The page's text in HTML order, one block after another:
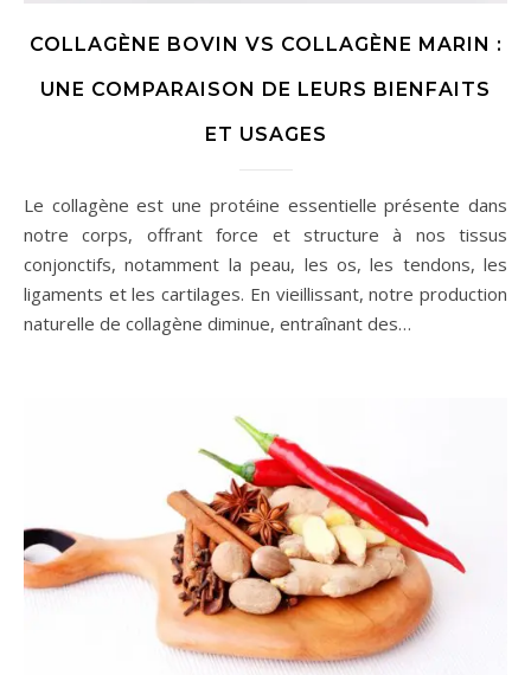
COLLAGÈNE BOVIN VS COLLAGÈNE MARIN :
UNE COMPARAISON DE LEURS BIENFAITS
ET USAGES
Le collagène est une protéine essentielle présente dans
notre corps, offrant force et structure à nos tissus
conjonctifs, notamment la peau, les os, les tendons, les
ligaments et les cartilages. En vieillissant, notre production
naturelle de collagène diminue, entraînant des…